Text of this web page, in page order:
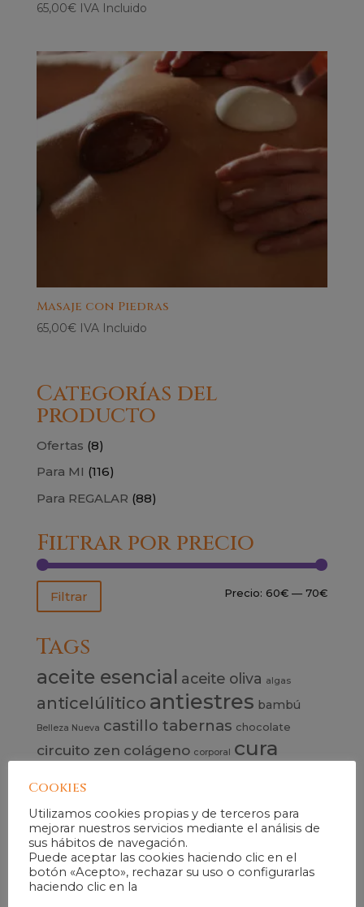
65,00€ IVA Incluido
Masaje con Piedras
65,00€ IVA Incluido
Categorías del
producto
Ofertas (8)
Para MI (116)
Para REGALAR (88)
Filtrar por precio
Precio
Precio
Filtrar Precio: 60€ —70€
Tags
aceite esencial aceite oliva algas
anticelúlitico antiestres bambú
Belleza Nueva castillo tabernas chocolate
circuito zen colágeno corporal cura
energizante
exfoliacion exfoliante exfoliantes
experiencia facial hidratacióm
hidrataciónhombres
limpieza masaje
Cookies
Utilizamos cookies propias y de terceros para
mejorar nuestros servicios mediante el análisis de
sus hábitos de navegación.
Puede aceptar las cookies haciendo clic en el
botón «Acepto», rechazar su uso o configurarlas
haciendo clic en la